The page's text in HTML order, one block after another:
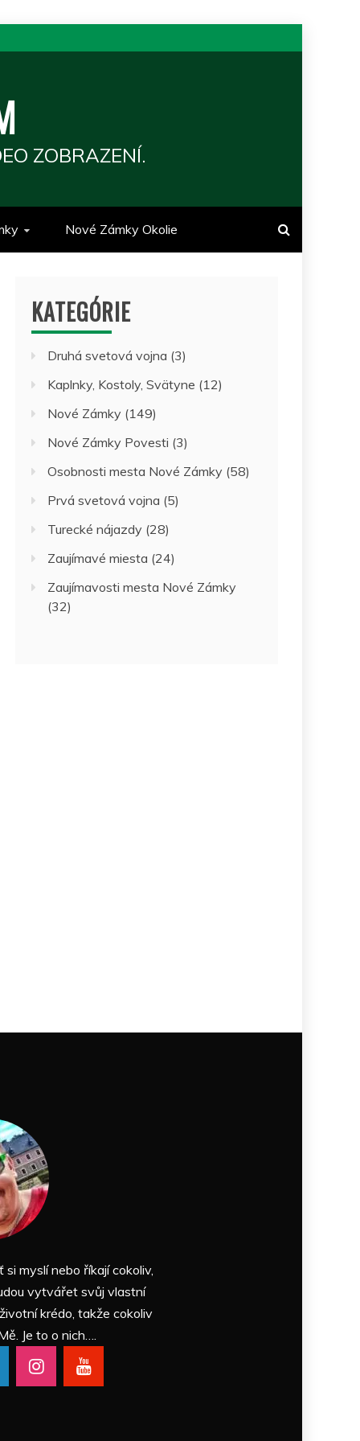
ZOBRAZENÍ.
Nové Zámky Okolie
KATEGÓRIE
Druhá svetová vojna (3)
Kaplnky, Kostoly, Svätyne (12)
Nové Zámky (149)
Nové Zámky Povesti (3)
Osobnosti mesta Nové Zámky (58)
Prvá svetová vojna (5)
Turecké nájazdy (28)
Zaujímavé miesta (24)
Zaujímavosti mesta Nové Zámky
(32)
myslí nebo říkají cokoliv,
vytvářet svůj vlastní
krédo, takže cokoliv
Je to o nich….